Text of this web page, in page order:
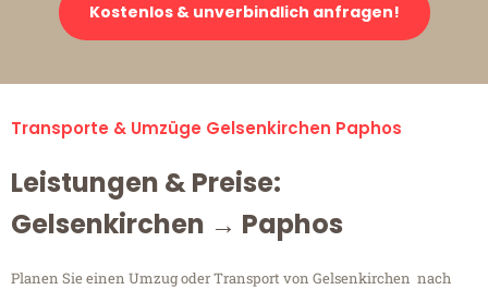
Kostenlos & unverbindlich anfragen!
Transporte & Umzüge Gelsenkirchen Paphos
Leistungen & Preise:
Gelsenkirchen → Paphos
Planen Sie einen Umzug oder Transport von Gelsenkirchen nach